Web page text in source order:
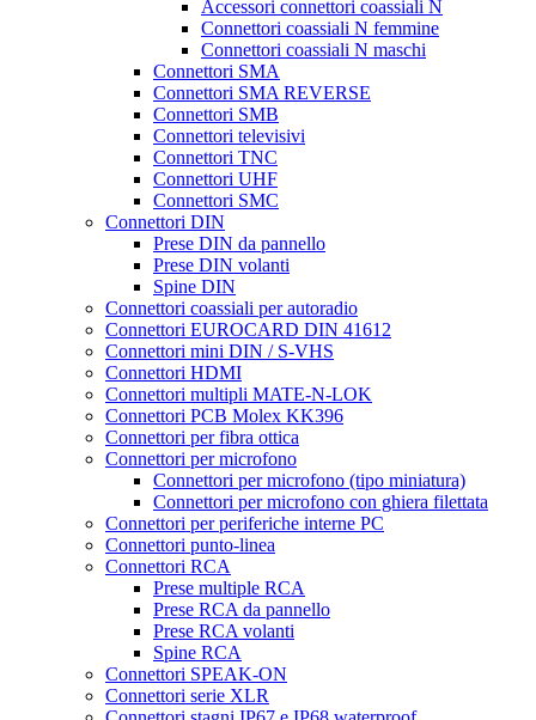
Accessori connettori coassiali N
Connettori coassiali N femmine
Connettori coassiali N maschi
Connettori SMA
Connettori SMA REVERSE
Connettori SMB
Connettori televisivi
Connettori TNC
Connettori UHF
Connettori SMC
Connettori DIN
Prese DIN da pannello
Prese DIN volanti
Spine DIN
Connettori coassiali per autoradio
Connettori EUROCARD DIN 41612
Connettori mini DIN / S-VHS
Connettori HDMI
Connettori multipli MATE-N-LOK
Connettori PCB Molex KK396
Connettori per fibra ottica
Connettori per microfono
Connettori per microfono (tipo miniatura)
Connettori per microfono con ghiera filettata
Connettori per periferiche interne PC
Connettori punto-linea
Connettori RCA
Prese multiple RCA
Prese RCA da pannello
Prese RCA volanti
Spine RCA
Connettori SPEAK-ON
Connettori serie XLR